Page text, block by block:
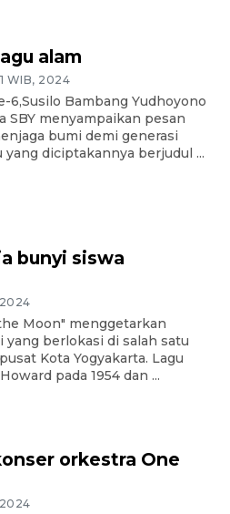
alam
WIB, 2024
6,Susilo Bambang Yudhoyono
SBY menyampaikan pesan
bumi demi generasi
diciptakannya berjudul ...
bunyi siswa
Moon" menggetarkan
berlokasi di salah satu
Kota Yogyakarta. Lagu
pada 1954 dan ...
orkestra One